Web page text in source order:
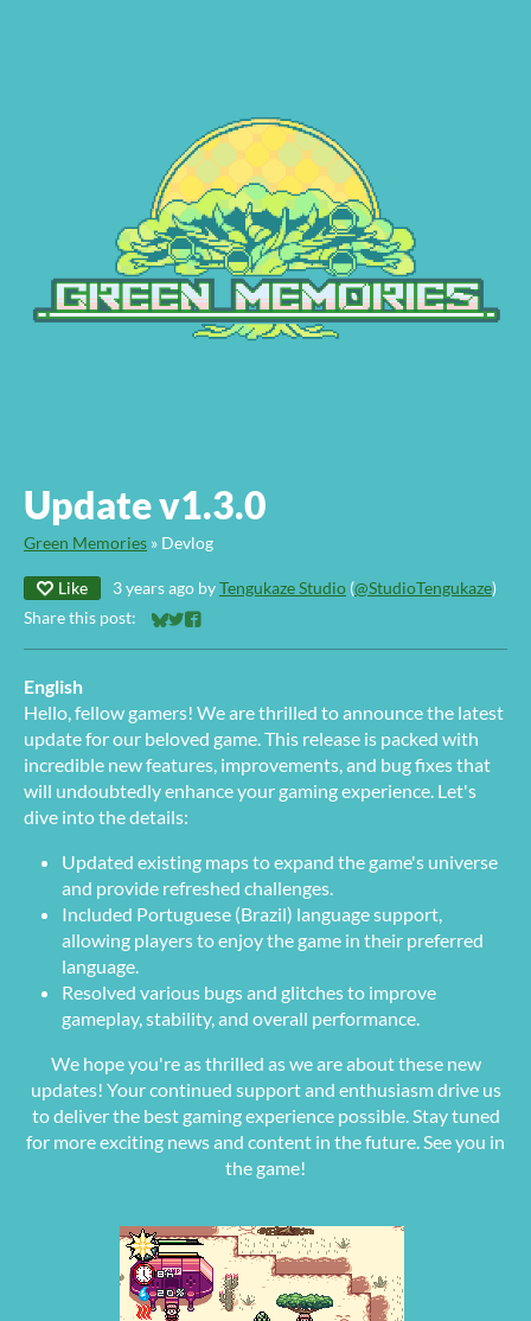
Update v1.3.0
Green Memories » Devlog
Like 3 years ago byTengukaze Studio (@StudioTengukaze)
Share this post:
Share on Bluesky
Share on Twitter
Share on Facebook
English
Hello, fellow gamers! We are thrilled to announce the latest
update for our beloved game. This release is packed with
incredible new features, improvements, and bug fixes that
will undoubtedly enhance your gaming experience. Let's
dive into the details:
Updated existing maps to expand the game's universe
and provide refreshed challenges.
Included Portuguese (Brazil) language support,
allowing players to enjoy the game in their preferred
language.
Resolved various bugs and glitches to improve
gameplay, stability, and overall performance.
We hope you're as thrilled as we are about these new
updates! Your continued support and enthusiasm drive us
to deliver the best gaming experience possible. Stay tuned
for more exciting news and content in the future. See you in
the game!